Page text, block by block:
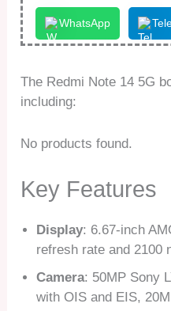
WhatsApp
The Redmi Note 14 5G
including:
No products found.
Key Features
Display: 6.67-inch
refresh rate and 2100
Camera: 50MP Sony
with OIS and EIS,